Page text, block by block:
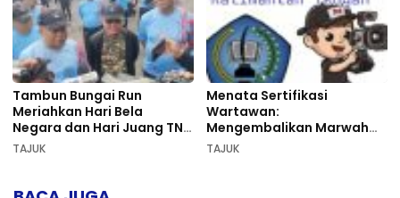
Tambun Bungai Run
Meriahkan Hari Bela
Negara dan Hari Juang TNI
AD di Palangka Raya
TAJUK
Menata Sertifikasi
Wartawan:
Mengembalikan Marwah
Pers dan Keadilan
TAJUK